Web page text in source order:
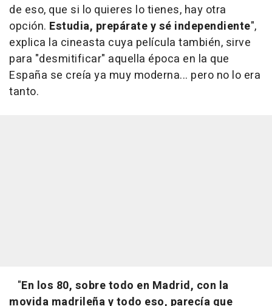
de eso, que si lo quieres lo tienes, hay otra
opción. Estudia, prepárate y sé independiente",
explica la cineasta cuya película también, sirve
para "desmitificar" aquella época en la que
España se creía ya muy moderna... pero no lo era
tanto.
"En los 80, sobre todo en Madrid, con la
movida madrileña y todo eso, parecía que